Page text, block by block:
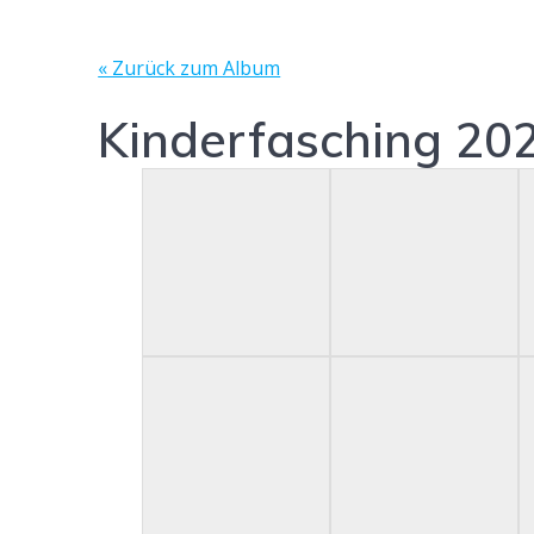
« Zurück zum Album
Kinderfasching